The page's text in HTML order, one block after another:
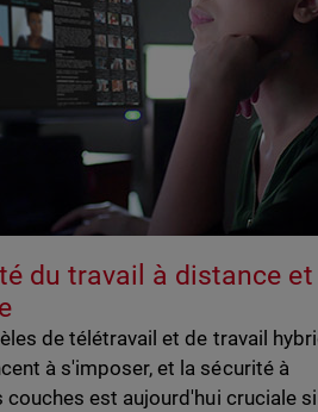
du travail à distance et
de télétravail et de travail
à s'imposer, et la sécurité à
couches est aujourd'hui cruciale